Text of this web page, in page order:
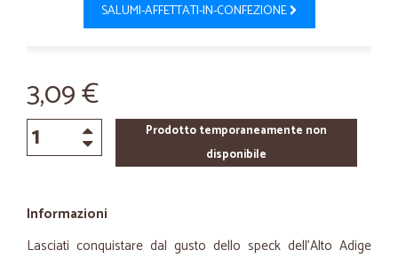
SALUMI-AFFETTATI-IN-CONFEZIONE
3,09 €
Prodotto temporaneamente non
disponibile
Informazioni
Lasciati conquistare dal gusto dello speck dell'Alto Adige